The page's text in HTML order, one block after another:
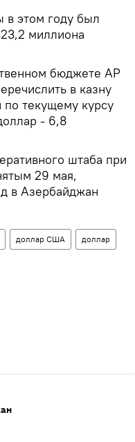
этом году был
миллиона
бюджете АР
в казну
по текущему курсу
- 6,8
штаба при
29 мая,
в Азербайджан
доллар США доллар